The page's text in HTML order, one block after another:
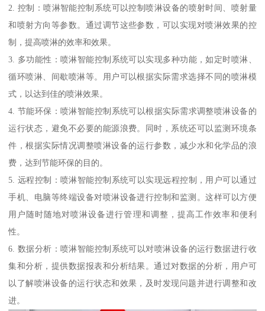
2. 控制：喷淋智能控制系统可以控制喷淋设备的喷射时间、喷射量
和喷射方向等参数。通过调节这些参数，可以实现对喷淋效果的控
制，提高喷淋的效率和效果。
3. 多功能性：喷淋智能控制系统可以实现多种功能，如定时喷淋、
循环喷淋、间歇喷淋等。用户可以根据实际需求选择不同的喷淋模
式，以达到佳的喷淋效果。
4. 节能环保：喷淋智能控制系统可以根据实际需求调整喷淋设备的
运行状态，避免不必要的能源浪费。同时，系统还可以监测环境条
件，根据实际情况调整喷淋设备的运行参数，减少水和化学品的浪
费，达到节能环保的目的。
5. 远程控制：喷淋智能控制系统可以实现远程控制，用户可以通过
手机、电脑等终端设备对喷淋设备进行控制和监测。这样可以方便
用户随时随地对喷淋设备进行管理和调整，提高工作效率和便利
性。
6. 数据分析：喷淋智能控制系统可以对喷淋设备的运行数据进行收
集和分析，提供数据报表和分析结果。通过对数据的分析，用户可
以了解喷淋设备的运行状态和效果，及时发现问题并进行调整和改
进。